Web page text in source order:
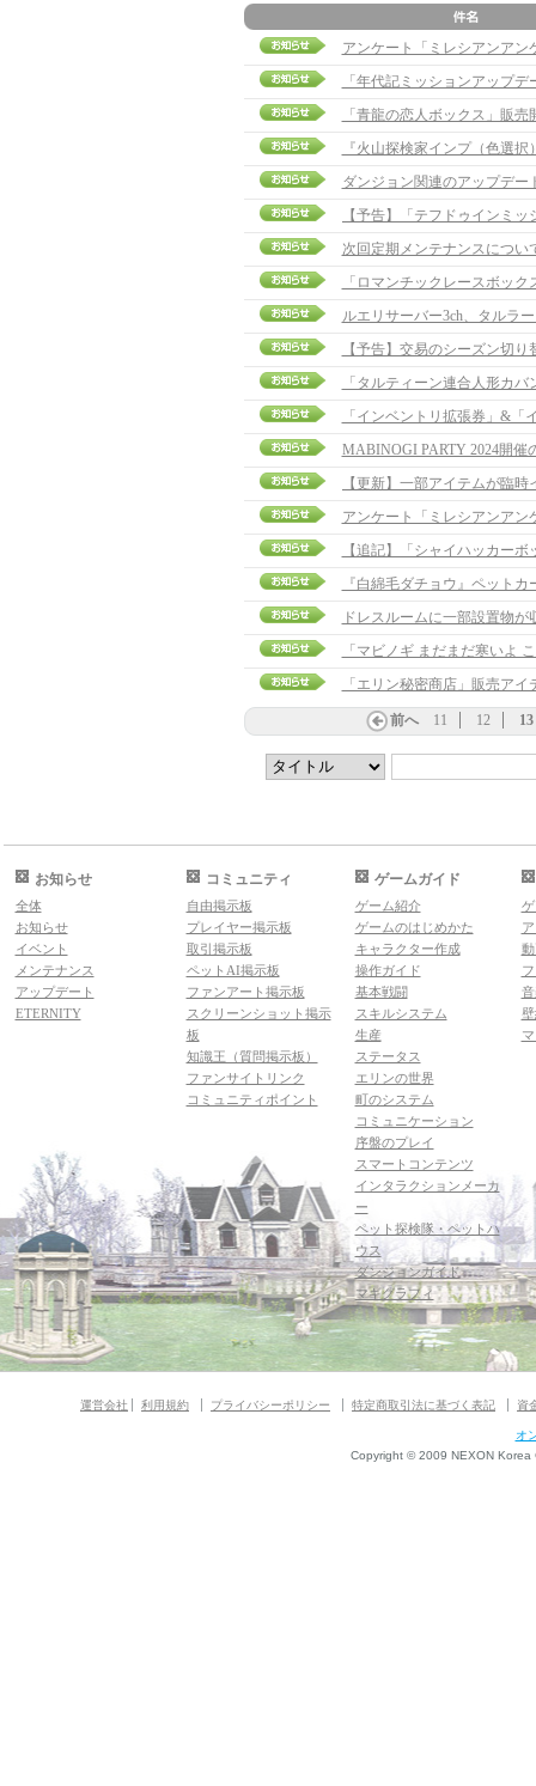
アンケート「ミレシアンアン
「年代記ミッションアップ
「青龍の恋人ボックス」販売
『火山探検家インプ（色選
ダンジョン関連のアップデ
次回定期メンテナンスについ
「ロマンチックレースボッ
ルエリサーバー3ch、タルラ
【予告】交易のシーズン切り
「タルティーン連合人形カ
「インベントリ拡張券」&「
MABINOGI PARTY 2024開催
アンケート「ミレシアンアン
【追記】「シャイハッカー
『白綿毛ダチョウ』ペット
ドレスルームに一部設置物
「マビノギ まだまだ寒いよ
「エリン秘密商店」販売ア
前へ 11 12 13
お知らせ
全体
お知らせ
イベント
メンテナンス
アップデート
ETERNITY
コミュニティ
自由掲示板
プレイヤー掲示板
取引掲示板
ペットAI掲示板
ファンアート掲示板
スクリーンショット掲示
板
知識王（質問掲示板）
ファンサイトリンク
コミュニティポイント
ゲームガイド
ゲーム紹介
ゲームのはじめかた
キャラクター作成
操作ガイド
基本戦闘
スキルシステム
生産
ステータス
エリンの世界
町のシステム
コミュニケーション
序盤のプレイ
スマートコンテンツ
インタラクションメーカ
ー
ペット探検隊・ペットハ
ウス
ダンジョンガイド
マギグラフィ
運営会社 利用規約 プライバシーポリシー 特定商取引法に基づく表記 資
オ
Copyright © 2009 NEXON Korea